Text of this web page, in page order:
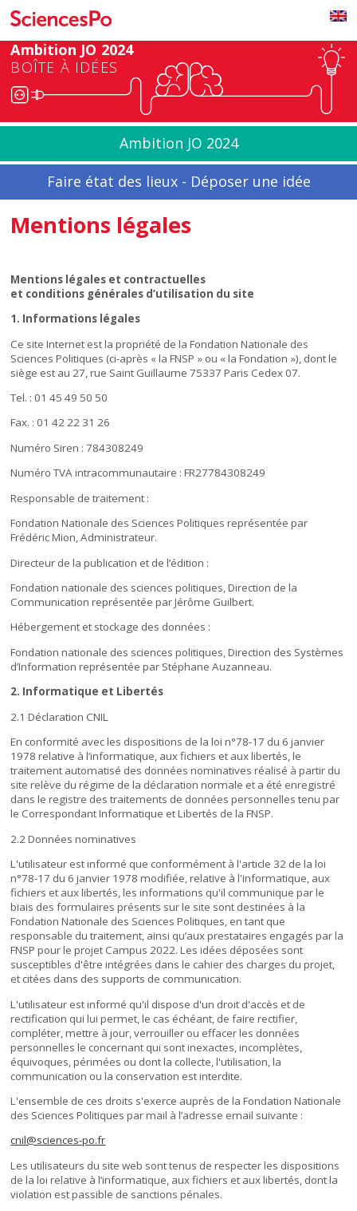
Ambition JO 2024
BOÎTE À IDÉES
Ambition JO 2024
Faire état des lieux - Déposer une idée
Mentions légales
Mentions légales et contractuelles
et conditions générales d’utilisation du site
1. Informations légales
Ce site Internet est la propriété de la Fondation Nationale des
Sciences Politiques (ci-après « la FNSP » ou « la Fondation »), dont le
siège est au 27, rue Saint Guillaume 75337 Paris Cedex 07.
Tel. : 01 45 49 50 50
Fax. : 01 42 22 31 26
Numéro Siren : 784308249
Numéro TVA intracommunautaire : FR27784308249
Responsable de traitement :
Fondation Nationale des Sciences Politiques représentée par
Frédéric Mion, Administrateur.
Directeur de la publication et de l’édition :
Fondation nationale des sciences politiques, Direction de la
Communication représentée par Jérôme Guilbert.
Hébergement et stockage des données :
Fondation nationale des sciences politiques, Direction des Systèmes
d’Information représentée par Stéphane Auzanneau.
2. Informatique et Libertés
2.1 Déclaration CNIL
En conformité avec les dispositions de la loi n°78-17 du 6 janvier
1978 relative à l’informatique, aux fichiers et aux libertés, le
traitement automatisé des données nominatives réalisé à partir du
site relève du régime de la déclaration normale et a été enregistré
dans le registre des traitements de données personnelles tenu par
le Correspondant Informatique et Libertés de la FNSP.
2.2 Données nominatives
L'utilisateur est informé que conformément à l'article 32 de la loi
n°78-17 du 6 janvier 1978 modifiée, relative à l'informatique, aux
fichiers et aux libertés, les informations qu'il communique par le
biais des formulaires présents sur le site sont destinées à la
Fondation Nationale des Sciences Politiques, en tant que
responsable du traitement, ainsi qu’aux prestataires engagés par la
FNSP pour le projet Campus 2022. Les idées déposées sont
susceptibles d'être intégrées dans le cahier des charges du projet,
et citées dans des supports de communication.
L'utilisateur est informé qu'il dispose d'un droit d'accès et de
rectification qui lui permet, le cas échéant, de faire rectifier,
compléter, mettre à jour, verrouiller ou effacer les données
personnelles le concernant qui sont inexactes, incomplètes,
équivoques, périmées ou dont la collecte, l'utilisation, la
communication ou la conservation est interdite.
L'ensemble de ces droits s'exerce auprès de la Fondation Nationale
des Sciences Politiques par mail à l’adresse email suivante :
cnil@sciences-po.fr
Les utilisateurs du site web sont tenus de respecter les dispositions
de la loi relative à l’informatique, aux fichiers et aux libertés, dont la
violation est passible de sanctions pénales.